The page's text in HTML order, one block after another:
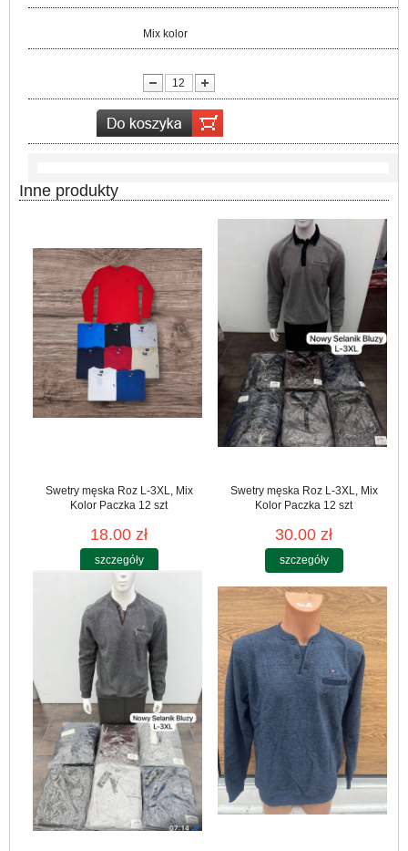
Mix kolor
Inne produkty
Swetry męska Roz L-3XL, Mix
Kolor Paczka 12 szt
18.00 zł
szczegóły
Swetry męska Roz L-3XL, Mix
Kolor Paczka 12 szt
30.00 zł
szczegóły